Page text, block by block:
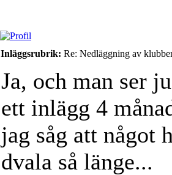
Inläggsrubrik: Re: Nedläggning av
Ja, och man ser
ett inlägg 4
jag såg att något
dvala så länge...